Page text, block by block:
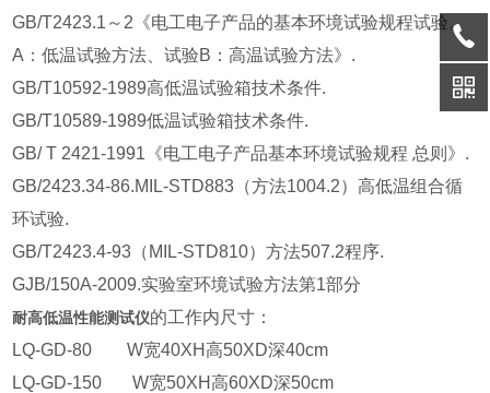
GB/T2423.1～2《电工电子产品的基本环境试验规程试验。
A：低温试验方法、试验B：高温试验方法》.
GB/T10592-1989高低温试验箱技术条件.
GB/T10589-1989低温试验箱技术条件.
GB/ T 2421-1991《电工电子产品基本环境试验规程 总则》.
GB/2423.34-86.MIL-STD883（方法1004.2）高低温组合循
环试验.
GB/T2423.4-93（MIL-STD810）方法507.2程序.
GJB/150A-2009.实验室环境试验方法第1部分
耐高低温性能测试仪的工作内尺寸：
LQ-GD-80 W宽40XH高50XD深40cm
LQ-GD-150 W宽50XH高60XD深50cm